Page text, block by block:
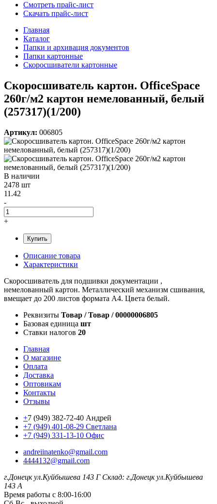
Смотреть прайс-лист
Скачать прайс-лист
Главная
Каталог
Папки и архивация документов
Папки картонные
Скоросшиватели картонные
Скоросшиватель картон. OfficeSpace
260г/м2 картон немелованный, белый
(257317)(1/200)
Артикул: 006805
В наличии
2478 шт
11.42
-
+
Купить
Описание товара
Характеристики
Скоросшиватель для подшивки документации ,
немелованный картон. Металлический механизм сшивания,
вмещает до 200 листов формата А4. Цвета белый.
Реквизиты Товар / Товар / 00000006805
Базовая единица шт
Ставки налогов 20
Главная
О магазине
Оплата
Доставка
Оптовикам
Контакты
Отзывы
+7 (949) 382-72-40 Андрей
+7 (949) 401-08-29 Светлана
+7 (949) 331-13-10 Офис
andreiinatenko@gmail.com
4444132@gmail.com
г.Донецк ул.Куйбышева 143 Г Склад: г.Донецк ул.Куйбышева
143 А
Время работы с 8:00-16:00